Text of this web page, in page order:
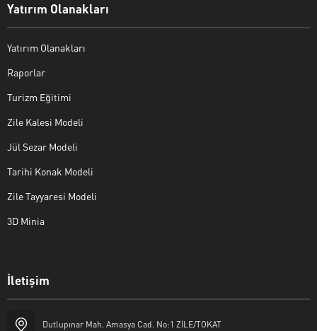
Yatırım Olanakları
Yatırım Olanakları
Raporlar
Turizm Eğitimi
Zile Kalesi Modeli
Jül Sezar Modeli
Tarihi Konak Modeli
Zile Tayyaresi Modeli
3D Minia
İletişim
Dutlupınar Mah. Amasya Cad. No:1 ZİLE/TOKAT